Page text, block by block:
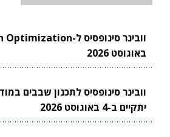
באוגוסט 2026
יתקיים ב-4 באוגוסט 2026